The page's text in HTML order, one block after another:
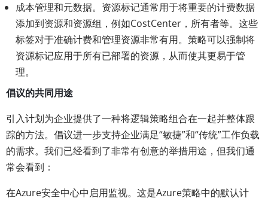
成本管理和元数据。资源标记通常用于将重要的计费数据
添加到资源和资源组，例如CostCenter，所有者等。这些
标签对于准确计费和管理资源非常有用。策略可以强制将
资源标记应用于所有已部署的资源，从而使其更易于管
理。
倡议的共同用途
引入计划为企业提供了一种将逻辑策略组合在一起并整体跟
踪的方法。倡议进一步支持企业满足“敏捷”和“传统”工作负载
的需求。我们已经看到了非常有创意的举措用途，但我们通
常会看到：
在Azure安全中心中启用监视。这是Azure策略中的默认计